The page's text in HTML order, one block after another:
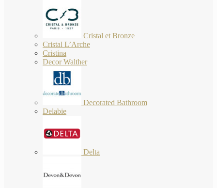
Cristal et Bronze
Cristal L’Arche
Cristina
Decor Walther
Decorated Bathroom
Delabie
Delta